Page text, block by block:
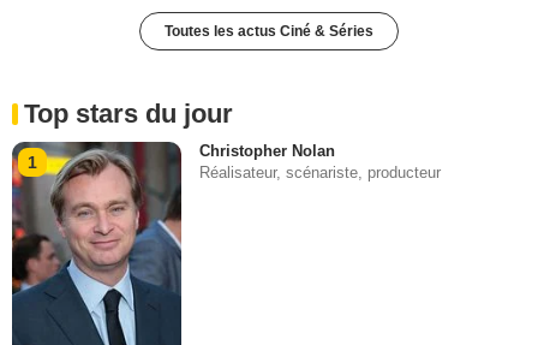
Toutes les actus Ciné & Séries
Top stars du jour
1
Christopher Nolan
Réalisateur, scénariste, producteur